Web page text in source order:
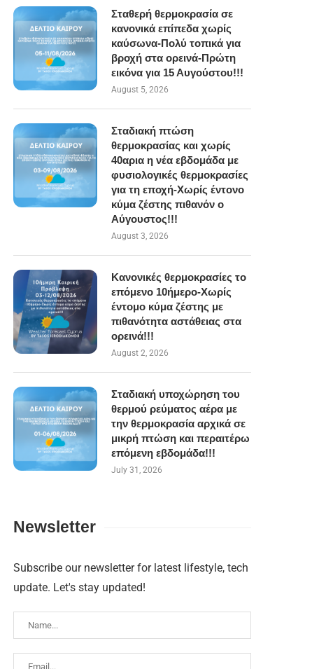
Σταθερή θερμοκρασία σε
κανονικά επίπεδα χωρίς
καύσωνα-Πολύ τοπικά για
βροχή στα ορεινά-Πρώτη
εικόνα για 15 Αυγούστου!!!
August 5, 2026
Σταδιακή πτώση
θερμοκρασίας και χωρίς
40αρια η νέα εβδομάδα με
φυσιολογικές θερμοκρασίες
για τη εποχή-Χωρίς έντονο
κύμα ζέστης πιθανόν ο
Αύγουστος!!!
August 3, 2026
Κανονικές θερμοκρασίες το
επόμενο 10ήμερο-Χωρίς
έντομο κύμα ζέστης με
πιθανότητα αστάθειας στα
ορεινά!!!
August 2, 2026
Σταδιακή υποχώρηση του
θερμού ρεύματος αέρα με
την θερμοκρασία αρχικά σε
μικρή πτώση και περαιτέρω
επόμενη εβδομάδα!!!
July 31, 2026
Newsletter
Subscribe our newsletter for latest lifestyle, tech
update. Let's stay updated!